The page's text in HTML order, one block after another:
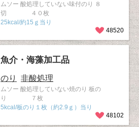
ムソー 酸処理していない味付のり ８
切 ４０枚
25kcal/約15ｇ当り
48520
魚介・海藻加工品
のり 非酸処理
ムソー 酸処理していない焼のり 板の
り ７枚
5kcal/板のり１枚（約2.9ｇ）当り
48102